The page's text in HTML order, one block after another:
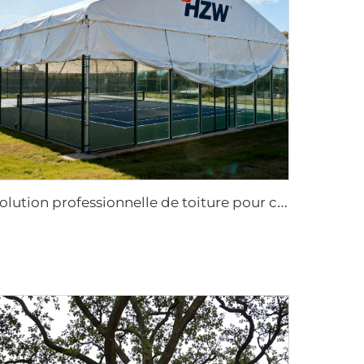
S
olution professionnelle de toiture pour courts de sport | Couverture industrielle en aluminium pour arènes